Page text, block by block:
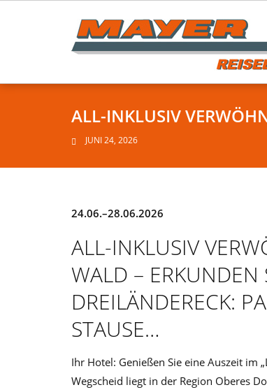
ALL-INKLUSIV
JUNI 24, 2026
24.06.–28.06.2026
ALL-INKLUSIV
WALD –
DREILÄNDERECK:
STAUSE…
Ihr Hotel: Genießen Sie eine Auszeit im
Wegscheid liegt in der Region Oberes